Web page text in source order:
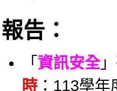
報告：
「 資訊安全
時：113學年